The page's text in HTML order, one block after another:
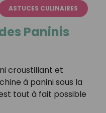
ASTUCES CULINAIRES
Paninis
croustillant et
à panini sous la
tout à fait possible